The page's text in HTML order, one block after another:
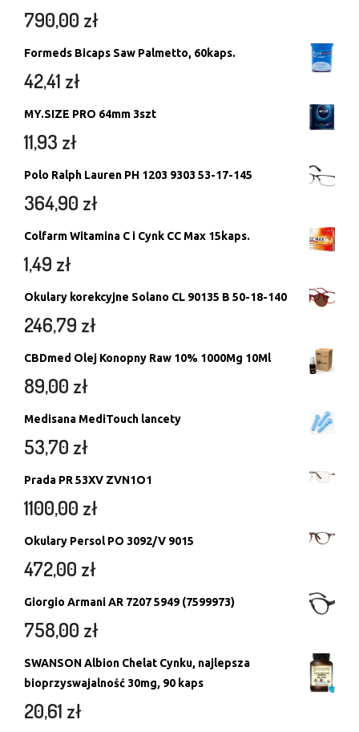
790,00 zł
Formeds Bicaps Saw Palmetto, 60kaps.
42,41 zł
MY.SIZE PRO 64mm 3szt
11,93 zł
Polo Ralph Lauren PH 1203 9303 53-17-145
364,90 zł
Colfarm Witamina C i Cynk CC Max 15kaps.
1,49 zł
Okulary korekcyjne Solano CL 90135 B 50-18-140
246,79 zł
CBDmed Olej Konopny Raw 10% 1000Mg 10Ml
89,00 zł
Medisana MediTouch lancety
53,70 zł
Prada PR 53XV ZVN1O1
1100,00 zł
Okulary Persol PO 3092/V 9015
472,00 zł
Giorgio Armani AR 7207 5949 (7599973)
758,00 zł
SWANSON Albion Chelat Cynku, najlepsza
bioprzyswajalność 30mg, 90 kaps
20,61 zł